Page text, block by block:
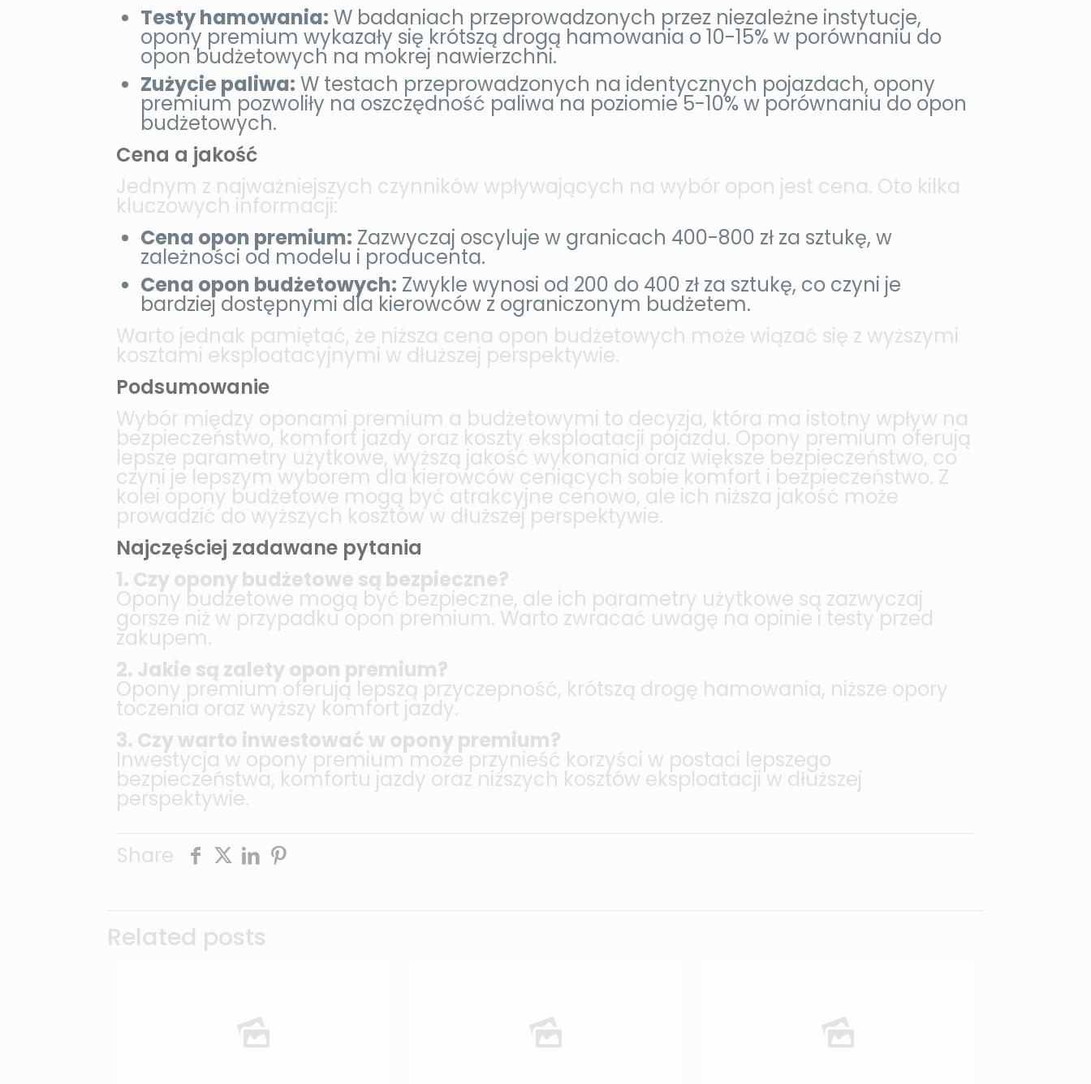
Testy hamowania: W badaniach przeprowadzonych przez niezależne instytucje,
opony premium wykazały się krótszą drogą hamowania o 10-15% w porównaniu do
opon budżetowych na mokrej nawierzchni.
Zużycie paliwa: W testach przeprowadzonych na identycznych pojazdach, opony
premium pozwoliły na oszczędność paliwa na poziomie 5-10% w porównaniu do opon
budżetowych.
Cena a jakość
Jednym z najważniejszych czynników wpływających na wybór opon jest cena. Oto kilka
kluczowych informacji:
Cena opon premium: Zazwyczaj oscyluje w granicach 400-800 zł za sztukę, w
zależności od modelu i producenta.
Cena opon budżetowych: Zwykle wynosi od 200 do 400 zł za sztukę, co czyni je
bardziej dostępnymi dla kierowców z ograniczonym budżetem.
Warto jednak pamiętać, że niższa cena opon budżetowych może wiązać się z wyższymi
kosztami eksploatacyjnymi w dłuższej perspektywie.
Podsumowanie
Wybór między oponami premium a budżetowymi to decyzja, która ma istotny wpływ na
bezpieczeństwo, komfort jazdy oraz koszty eksploatacji pojazdu. Opony premium oferują
lepsze parametry użytkowe, wyższą jakość wykonania oraz większe bezpieczeństwo, co
czyni je lepszym wyborem dla kierowców ceniących sobie komfort i bezpieczeństwo. Z
kolei opony budżetowe mogą być atrakcyjne cenowo, ale ich niższa jakość może
prowadzić do wyższych kosztów w dłuższej perspektywie.
Najczęściej zadawane pytania
1. Czy opony budżetowe są bezpieczne?
Opony budżetowe mogą być bezpieczne, ale ich parametry użytkowe są zazwyczaj
gorsze niż w przypadku opon premium. Warto zwracać uwagę na opinie i testy przed
zakupem.
2. Jakie są zalety opon premium?
Opony premium oferują lepszą przyczepność, krótszą drogę hamowania, niższe opory
toczenia oraz wyższy komfort jazdy.
3. Czy warto inwestować w opony premium?
Inwestycja w opony premium może przynieść korzyści w postaci lepszego
bezpieczeństwa, komfortu jazdy oraz niższych kosztów eksploatacji w dłuższej
perspektywie.
Share
Related posts